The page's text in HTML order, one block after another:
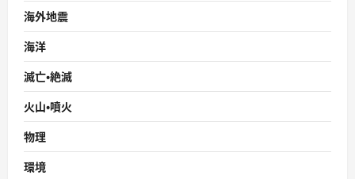
海外地震
海洋
滅亡・絶滅
火山・噴火
物理
環境